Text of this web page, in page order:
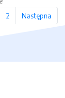
2 Następna